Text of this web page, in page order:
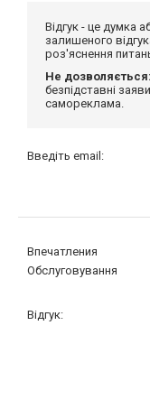
Відгук - це думка
залишеного
роз'яснення
Не дозволяється:
безпідставні
самореклама.
Введіть email:
Впечатления
Обслуговування
Відгук: